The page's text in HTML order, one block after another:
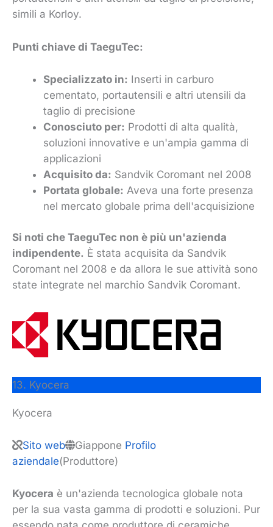
simili a Korloy.
Punti chiave di TaeguTec:
Specializzato in: Inserti in carburo
cementato, portautensili e altri utensili da
taglio di precisione
Conosciuto per: Prodotti di alta qualità,
soluzioni innovative e un'ampia gamma di
applicazioni
Acquisito da: Sandvik Coromant nel 2008
Portata globale: Aveva una forte presenza
nel mercato globale prima dell'acquisizione
Si noti che TaeguTec non è più un'azienda
indipendente. È stata acquisita da Sandvik
Coromant nel 2008 e da allora le sue attività sono
state integrate nel marchio Sandvik Coromant.
13. Kyocera
Kyocera
Sito web Giappone Profilo
aziendale(Produttore)
Kyocera è un'azienda tecnologica globale nota
per la sua vasta gamma di prodotti e soluzioni. Pur